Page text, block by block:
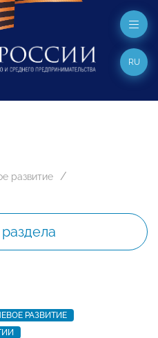
RU
развитие
РАЗВИТИЕ